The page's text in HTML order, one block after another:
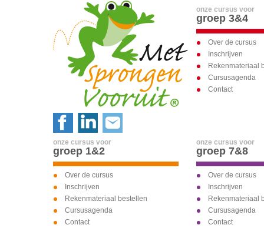
onze cursus voor
groep 3&4
Over de cursus
Inschrijven
Rekenmateriaal
Cursusagenda
Contact
onze cursus voor
groep 1&2
Over de cursus
Inschrijven
Rekenmateriaal bestellen
Cursusagenda
Contact
onze cursus voor
groep 7&8
Over de cursus
Inschrijven
Rekenmateriaal
Cursusagenda
Contact